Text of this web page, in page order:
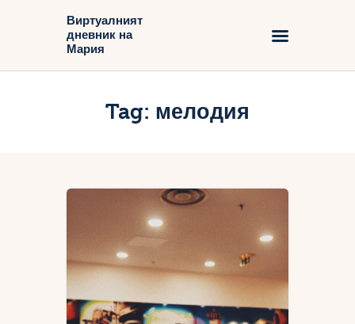
Виртуалният
дневник на
Мария
Tag: мелодия
Виртуалният дневник на Мария